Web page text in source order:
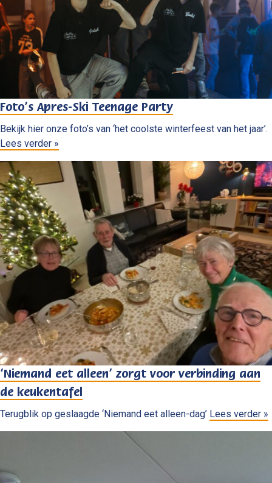
Foto’s Apres-Ski Teenage Party
Bekijk hier onze foto’s van ‘het coolste winterfeest van het jaar’.
Lees verder »
‘Niemand eet alleen’ zorgt voor verbinding aan
de keukentafel
Terugblik op geslaagde ‘Niemand eet alleen-dag’ Lees verder »